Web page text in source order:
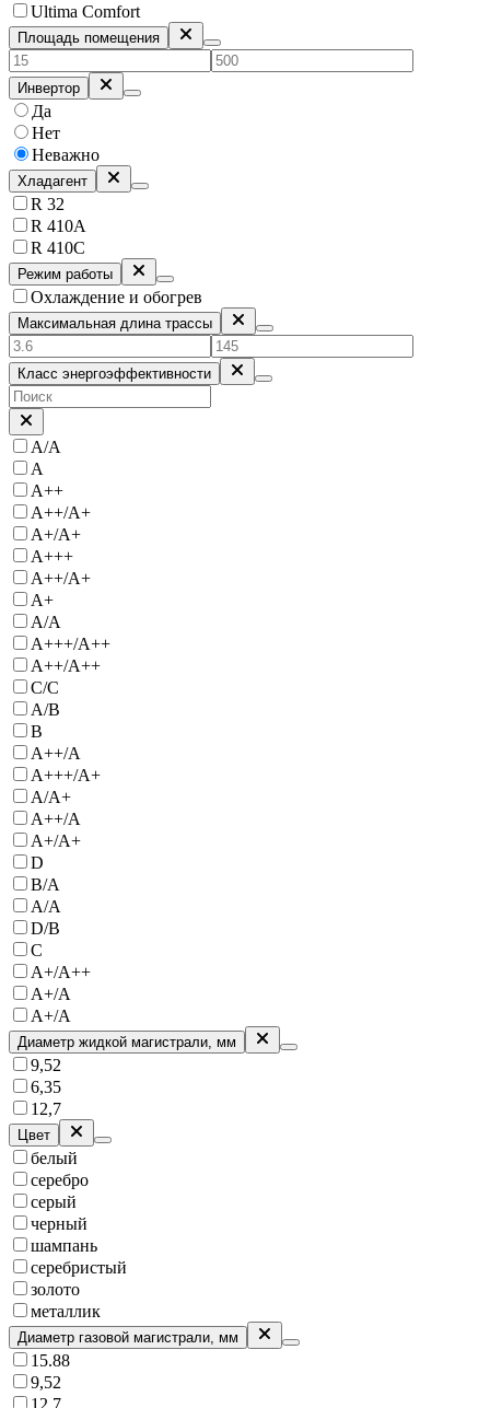
Ultima Comfort
Площадь помещения
Инвертор
Да
Нет
Неважно
Хладагент
R 32
R 410A
R 410C
Режим работы
Охлаждение и обогрев
Максимальная длина трассы
Класс энергоэффективности
A/A
A
A++
A++/A+
A+/A+
A+++
А++/А+
A+
А/А
A+++/A++
A++/А++
C/C
A/B
B
A++/A
A+++/A+
A/A+
А++/А
A+/А+
D
B/А
A/А
D/B
C
A+/A++
А+/А
A+/А
Диаметр жидкой магистрали, мм
9,52
6,35
12,7
Цвет
белый
серебро
серый
черный
шампань
серебристый
золото
металлик
Диаметр газовой магистрали, мм
15.88
9,52
12,7